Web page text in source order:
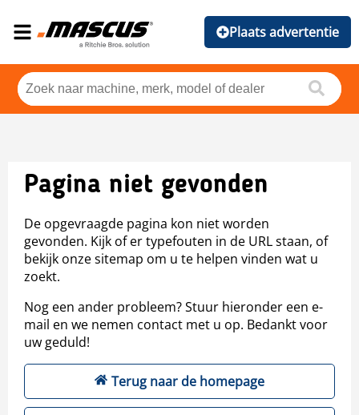
Plaats advertentie
Pagina niet gevonden
De opgevraagde pagina kon niet worden
gevonden. Kijk of er typefouten in de URL staan, of
bekijk onze sitemap om u te helpen vinden wat u
zoekt.
Nog een ander probleem? Stuur hieronder een e-
mail en we nemen contact met u op. Bedankt voor
uw geduld!
Terug naar de homepage